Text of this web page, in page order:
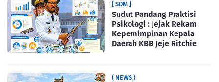
[ SDM ]
Sudut Pandang Praktisi
Psikologi : Jejak Rekam
Kepemimpinan Kepala
Daerah KBB Jeje Ritchie
( NEWS )